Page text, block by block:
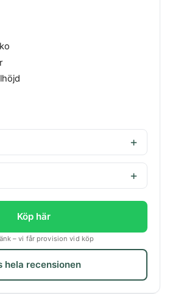
Köp här
– vi får provision vid köp
hela recensionen